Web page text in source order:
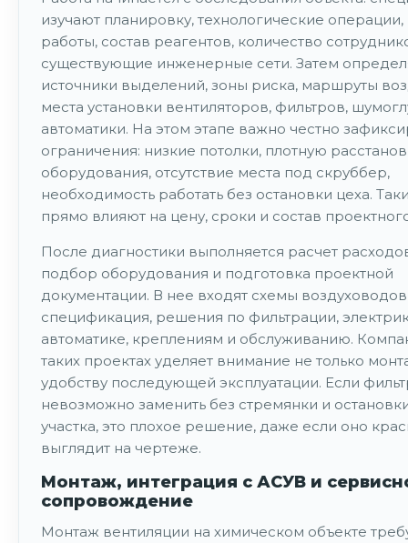
изучают планировку, технологические
работы, состав реагентов, количество
существующие инженерные сети. Затем
источники выделений, зоны риска, маршруты
места установки вентиляторов, фильтров,
автоматики. На этом этапе важно честно
ограничения: низкие потолки, плотную
оборудования, отсутствие места под скруббер,
необходимость работать без остановки цеха.
прямо влияют на цену, сроки и состав
После диагностики выполняется расчет
подбор оборудования и подготовка проектной
документации. В нее входят схемы
спецификация, решения по фильтрации,
автоматике, креплениям и обслуживанию.
таких проектах уделяет внимание не только
удобству последующей эксплуатации. Если
невозможно заменить без стремянки и
участка, это плохое решение, даже если оно
выглядит на чертеже.
Монтаж, интеграция с АСУВ и
сопровождение
Монтаж вентиляции на химическом объекте